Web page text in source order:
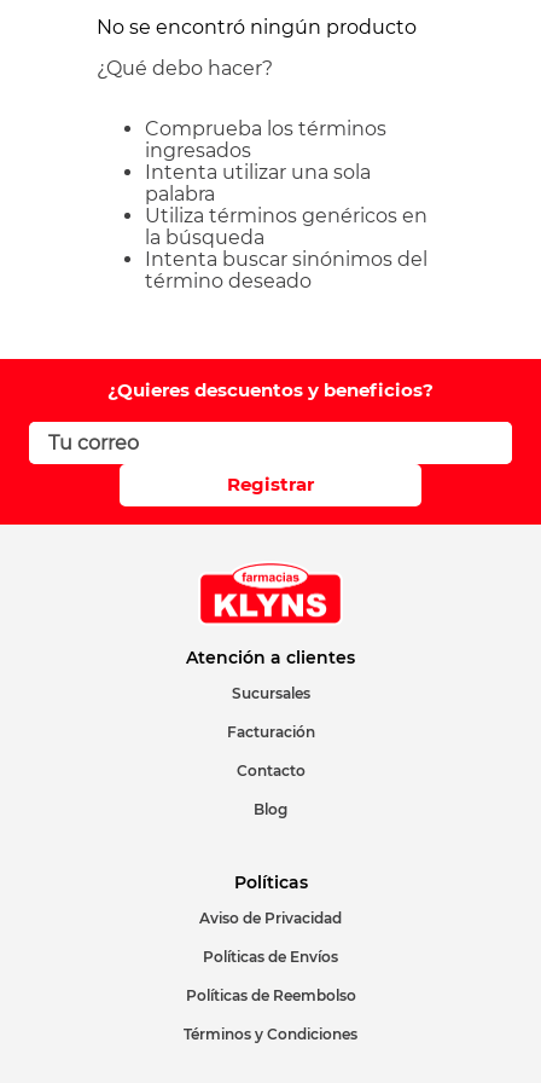
No se encontró ningún producto
¿Qué debo hacer?
Comprueba los términos
ingresados
Intenta utilizar una sola
palabra
Utiliza términos genéricos en
la búsqueda
Intenta buscar sinónimos del
término deseado
¿Quieres descuentos y beneficios?
Registrar
Atención a clientes
Sucursales
Facturación
Contacto
Blog
Políticas
Aviso de Privacidad
Políticas de Envíos
Políticas de Reembolso
Términos y Condiciones